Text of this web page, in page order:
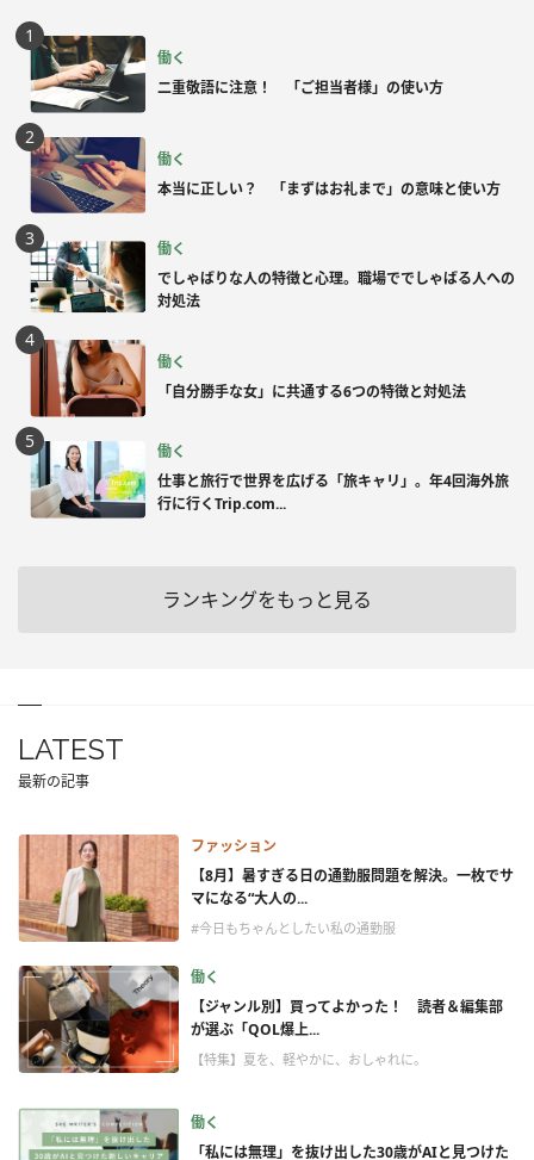
働く
二重敬語に注意！ 「ご担当者様」の使い方
働く
本当に正しい？ 「まずはお礼まで」の意味と使い方
働く
でしゃばりな人の特徴と心理。職場ででしゃばる人への
対処法
働く
「自分勝手な女」に共通する6つの特徴と対処法
働く
仕事と旅行で世界を広げる「旅キャリ」。年4回海外旅
行に行くTrip.com...
ランキングをもっと見る
LATEST
最新の記事
ファッション
【8月】暑すぎる日の通勤服問題を解決。一枚でサ
マになる“大人の...
#今日もちゃんとしたい私の通勤服
働く
【ジャンル別】買ってよかった！ 読者＆編集部
が選ぶ「QOL爆上...
【特集】夏を、軽やかに、おしゃれに。
働く
「私には無理」を抜け出した30歳がAIと見つけた